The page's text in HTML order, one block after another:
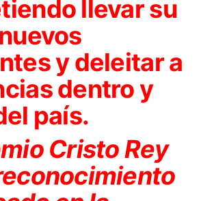
llevar su
y deleitar a
dentro y
país.
Cristo Rey